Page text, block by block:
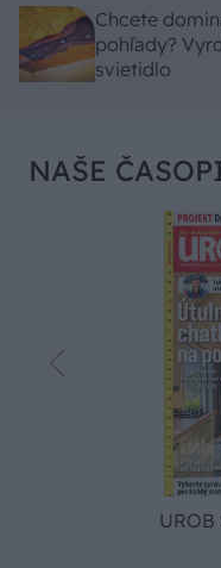
Chcete
pohľady?
svietidlo
NAŠE